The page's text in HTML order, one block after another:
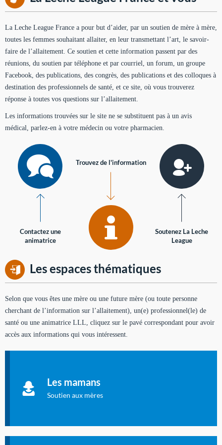
La Leche League France a pour but d’aider, par un soutien de mère à mère,
toutes les femmes souhaitant allaiter, en leur transmettant l’art, le savoir-
faire de l’allaitement. Ce soutien et cette information passent par des
réunions, du soutien par téléphone et par courriel, un forum, un groupe
Facebook, des publications, des congrès, des publications et des colloques à
destination des professionnels de santé, et ce site, où vous trouverez
réponse à toutes vos questions sur l’allaitement.
Les informations trouvées sur le site ne se substituent pas à un avis
médical, parlez-en à votre médecin ou votre pharmacien.
Contactez une
animatrice
Trouvez de l'information
Soutenez La Leche
League
Les espaces thématiques
Selon que vous êtes une mère ou une future mère (ou toute personne
cherchant de l’information sur l’allaitement), un(e) professionnel(le) de
santé ou une animatrice LLL, cliquez sur le pavé correspondant pour avoir
accès aux informations qui vous intéressent.
Les mamans
Soutien aux mères
à allaiter et vous informer : toutes les rubriques qui
concernent l'allaitement.